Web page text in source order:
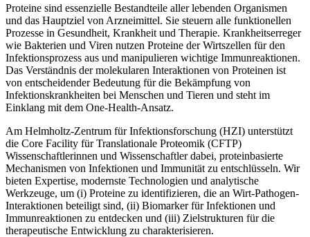
Proteine sind essenzielle Bestandteile aller lebenden Organismen
und das Hauptziel von Arzneimittel. Sie steuern alle funktionellen
Prozesse in Gesundheit, Krankheit und Therapie. Krankheitserreger
wie Bakterien und Viren nutzen Proteine der Wirtszellen für den
Infektionsprozess aus und manipulieren wichtige Immunreaktionen.
Das Verständnis der molekularen Interaktionen von Proteinen ist
von entscheidender Bedeutung für die Bekämpfung von
Infektionskrankheiten bei Menschen und Tieren und steht im
Einklang mit dem One-Health-Ansatz.
Am Helmholtz-Zentrum für Infektionsforschung (HZI) unterstützt
die Core Facility für Translationale Proteomik (CFTP)
Wissenschaftlerinnen und Wissenschaftler dabei, proteinbasierte
Mechanismen von Infektionen und Immunität zu entschlüsseln. Wir
bieten Expertise, modernste Technologien und analytische
Werkzeuge, um (i) Proteine zu identifizieren, die an Wirt-Pathogen-
Interaktionen beteiligt sind, (ii) Biomarker für Infektionen und
Immunreaktionen zu entdecken und (iii) Zielstrukturen für die
therapeutische Entwicklung zu charakterisieren.